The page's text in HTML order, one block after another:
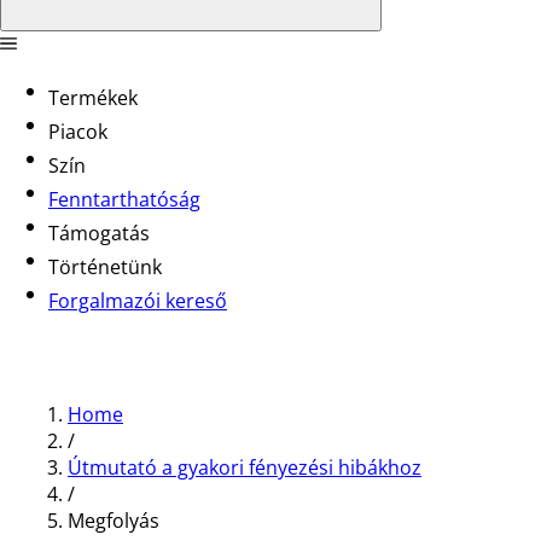
Termékek
Piacok
Szín
Fenntarthatóság
Támogatás
Történetünk
Forgalmazói kereső
Home
/
Útmutató a gyakori fényezési hibákhoz
/
Megfolyás